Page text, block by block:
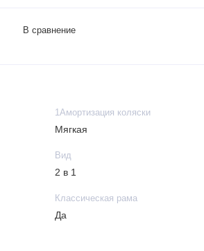
В сравнение
1Амортизация коляски
Мягкая
Вид
2 в 1
Классическая рама
Да